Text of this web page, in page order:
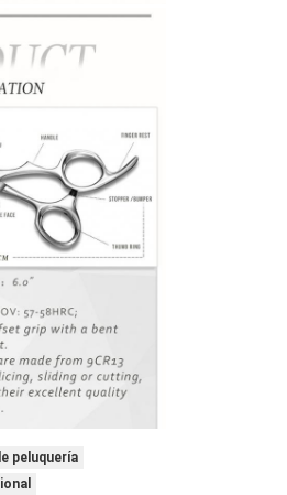
peluquería